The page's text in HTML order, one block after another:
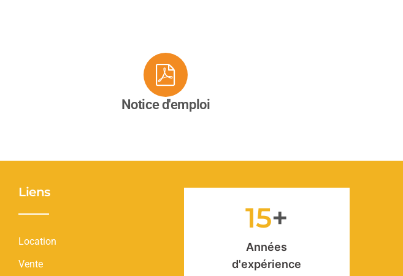
Notice d'emploi
Liens
Location
Vente
15
Années
d'expérience